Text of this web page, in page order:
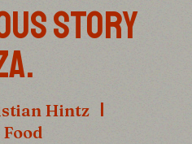
STORY
Hintz
Food